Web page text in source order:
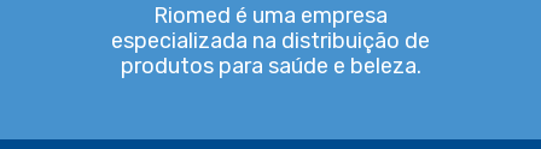
Riomed é uma empresa
especializada na distribuição de
produtos para saúde e beleza.